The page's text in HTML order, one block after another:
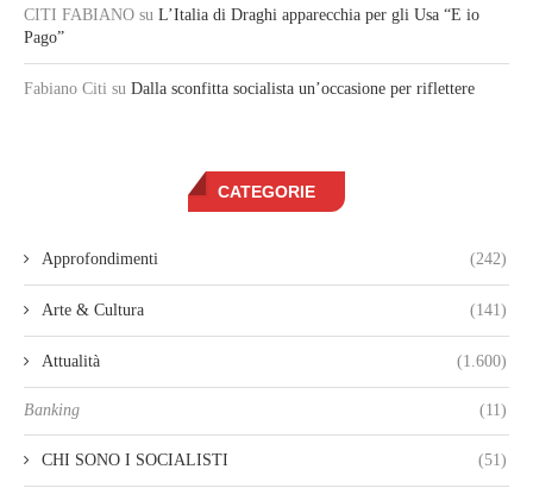
CITI FABIANO su L’Italia di Draghi apparecchia per gli Usa “E io
Pago”
Fabiano Citi su Dalla sconfitta socialista un’occasione per riflettere
CATEGORIE
Approfondimenti (242)
Arte & Cultura (141)
Attualità (1.600)
Banking (11)
CHI SONO I SOCIALISTI (51)